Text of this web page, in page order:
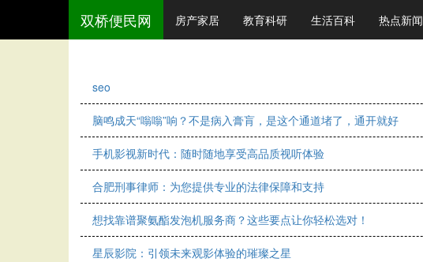
双桥便民网 房产家居 教育科研 生活百科 热点新闻
seo
脑鸣成天“嗡嗡”响？不是病入膏肓，是这个通道堵了，通开就好
手机影视新时代：随时随地享受高品质视听体验
合肥刑事律师：为您提供专业的法律保障和支持
想找靠谱聚氨酯发泡机服务商？这些要点让你轻松选对！
星辰影院：引领未来观影体验的璀璨之星